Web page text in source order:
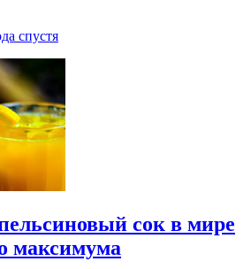
спустя
сок в мире
максимума